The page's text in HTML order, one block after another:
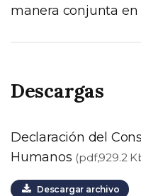
manera conjunta en
Descargas
Declaración del
Humanos (pdf,929.2
Descargar archivo